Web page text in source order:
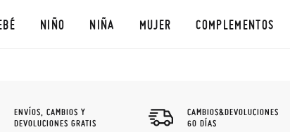
NIÑO NIÑA MUJER COMPLEMENTOS
ENVÍOS, CAMBIOS Y
DEVOLUCIONES GRATIS
CAMBIOS&DEVOLUCIONES
60 DÍAS